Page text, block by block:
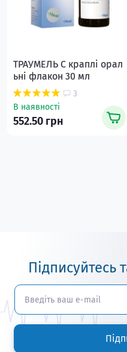
ТРАУМЕЛЬ С краплі орал
ьні флакон 30 мл
3
В наявності
552.50 грн
Підписуйтесь